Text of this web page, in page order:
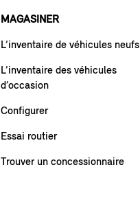
MAGASINER
L’inventaire de véhicules neufs
L’inventaire des véhicules
d’occasion
Configurer
Essai routier
Trouver un concessionnaire